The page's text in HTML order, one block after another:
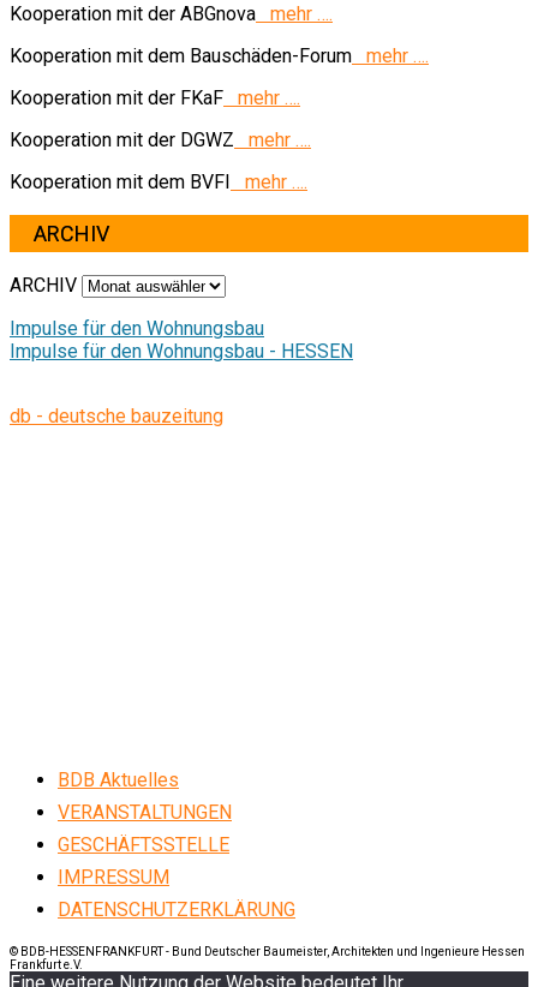
Kooperation mit der ABGnova mehr ….
Kooperation mit dem Bauschäden-Forum mehr ….
Kooperation mit der FKaF mehr ….
Kooperation mit der DGWZ mehr ….
Kooperation mit dem BVFI mehr ….
ARCHIV
ARCHIV
Impulse für den Wohnungsbau
Impulse für den Wohnungsbau - HESSEN
db - deutsche bauzeitung
BDB Aktuelles
VERANSTALTUNGEN
GESCHÄFTSSTELLE
IMPRESSUM
DATENSCHUTZERKLÄRUNG
© BDB-HESSENFRANKFURT - Bund Deutscher Baumeister, Architekten und Ingenieure Hessen
Frankfurt e.V.
Eine weitere Nutzung der Website bedeutet Ihr